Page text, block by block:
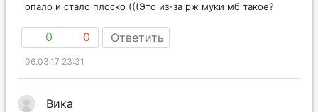
опало и стало плоско (((Это из-за рж муки мб такое?
0 0 Ответить
06.03.17 23:31
Вика